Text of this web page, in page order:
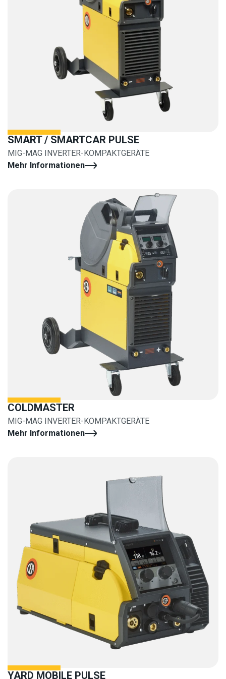
SMART / SMARTCAR PULSE
MIG-MAG INVERTER-KOMPAKTGERÄTE
Mehr Informationen
COLDMASTER
MIG-MAG INVERTER-KOMPAKTGERÄTE
Mehr Informationen
YARD MOBILE PULSE